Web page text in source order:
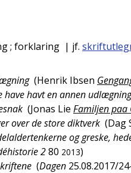
; forklaring | jf.
(Henrik Ibsen
have havt en annen udlægning
(Jonas Lie Familjen paa
over de store diktverk (Dag
og greske,
280 2013)
(Dagen 25.08.2017/